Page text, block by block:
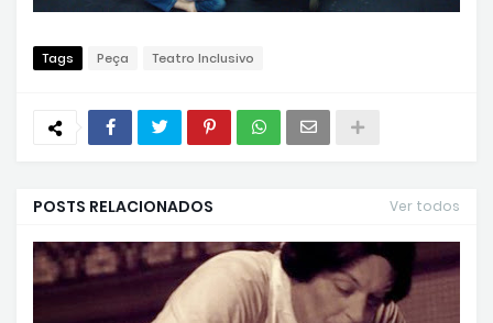
Tags Peça Teatro Inclusivo
POSTS RELACIONADOS Ver todos